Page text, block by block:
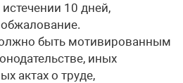
10 дней,
быть мотивированным
иных
актах о труде,